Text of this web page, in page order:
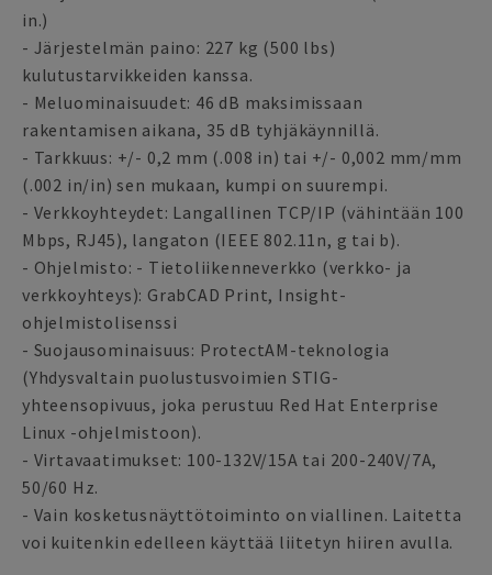
in.)
- Järjestelmän paino: 227 kg (500 lbs)
kulutustarvikkeiden kanssa.
- Meluominaisuudet: 46 dB maksimissaan
rakentamisen aikana, 35 dB tyhjäkäynnillä.
- Tarkkuus: +/- 0,2 mm (.008 in) tai +/- 0,002 mm/mm
(.002 in/in) sen mukaan, kumpi on suurempi.
- Verkkoyhteydet: Langallinen TCP/IP (vähintään 100
Mbps, RJ45), langaton (IEEE 802.11n, g tai b).
- Ohjelmisto: - Tietoliikenneverkko (verkko- ja
verkkoyhteys): GrabCAD Print, Insight-
ohjelmistolisenssi
- Suojausominaisuus: ProtectAM-teknologia
(Yhdysvaltain puolustusvoimien STIG-
yhteensopivuus, joka perustuu Red Hat Enterprise
Linux -ohjelmistoon).
- Virtavaatimukset: 100-132V/15A tai 200-240V/7A,
50/60 Hz.
- Vain kosketusnäyttötoiminto on viallinen. Laitetta
voi kuitenkin edelleen käyttää liitetyn hiiren avulla.